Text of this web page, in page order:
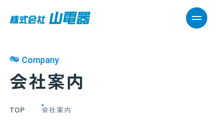
Company
会社案内
TOP 会社案内